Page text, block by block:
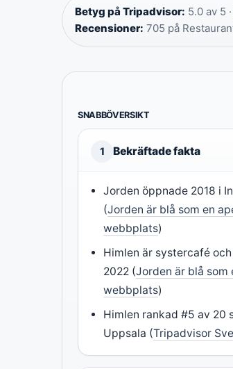
Betyg på Tripadvisor: 5.0 av 5 ·
Recensioner: 705 på
SNABBÖVERSIKT
1 Bekräftade fakta
Jorden öppnade 2018 i
(Jorden är blå som en
webbplats)
Himlen är systercafé
2022 (Jorden är blå som
webbplats)
Himlen rankad #5 av 20
Uppsala (Tripadvisor